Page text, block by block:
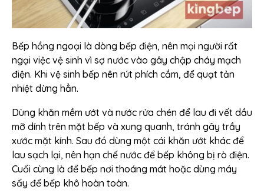
Bếp hồng ngoại là dòng bếp điện, nên mọi người rất
ngại việc vệ sinh vì sợ nước vào gây chập cháy mạch
điện. Khi vệ sinh bếp nên rút phích cắm, để quạt tản
nhiệt dừng hẳn.
Dùng khăn mềm ướt và nước rửa chén để lau đi vết dầu
mỡ dính trên mặt bếp và xung quanh, tránh gây trầy
xước mặt kính. Sau đó dùng một cái khăn ướt khác để
lau sạch lại, nên hạn chế nước để bếp không bị rò điện.
Cuối cùng là để bếp nơi thoáng mát hoặc dùng máy
sấy để bếp khô hoàn toàn.